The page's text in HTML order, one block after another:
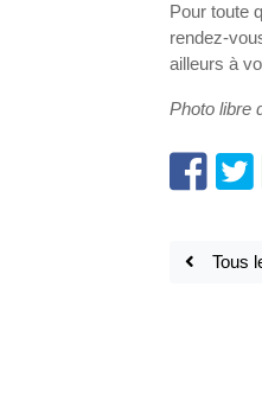
Pour toute
rendez-
ailleurs à
Photo libre
Tous